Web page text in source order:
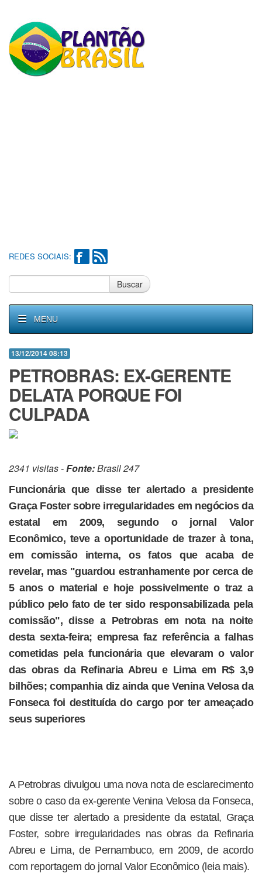
REDES SOCIAIS:
Buscar
MENU
13/12/2014 08:13
PETROBRAS: EX-GERENTE
DELATA PORQUE FOI
CULPADA
2341 visitas -Fonte:Brasil 247
Funcionária que disse ter alertado a presidente
Graça Foster sobre irregularidades em negócios da
estatal em 2009, segundo o jornal Valor
Econômico, teve a oportunidade de trazer à tona,
em comissão interna, os fatos que acaba de
revelar, mas "guardou estranhamente por cerca de
5 anos o material e hoje possivelmente o traz a
público pelo fato de ter sido responsabilizada pela
comissão", disse a Petrobras em nota na noite
desta sexta-feira; empresa faz referência a falhas
cometidas pela funcionária que elevaram o valor
das obras da Refinaria Abreu e Lima em R$ 3,9
bilhões; companhia diz ainda que Venina Velosa da
Fonseca foi destituída do cargo por ter ameaçado
seus superiores
A Petrobras divulgou uma nova nota de esclarecimento
sobre o caso da ex-gerente Venina Velosa da Fonseca,
que disse ter alertado a presidente da estatal, Graça
Foster, sobre irregularidades nas obras da Refinaria
Abreu e Lima, de Pernambuco, em 2009, de acordo
com reportagem do jornal Valor Econômico (leia mais).